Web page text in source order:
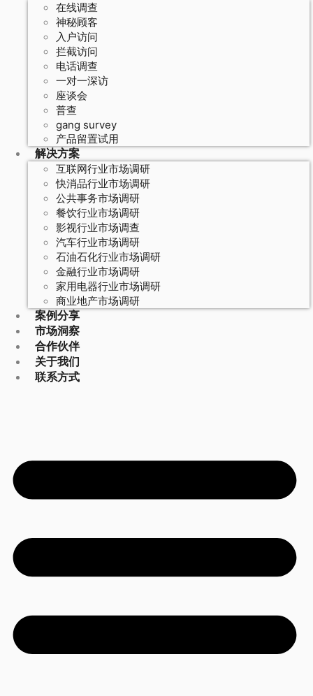
在线调查
神秘顾客
入户访问
拦截访问
电话调查
一对一深访
座谈会
普查
gang survey
产品留置试用
解决方案
互联网行业市场调研
快消品行业市场调研
公共事务市场调研
餐饮行业市场调研
影视行业市场调查
汽车行业市场调研
石油石化行业市场调研
金融行业市场调研
家用电器行业市场调研
商业地产市场调研
案例分享
市场洞察
合作伙伴
关于我们
联系方式